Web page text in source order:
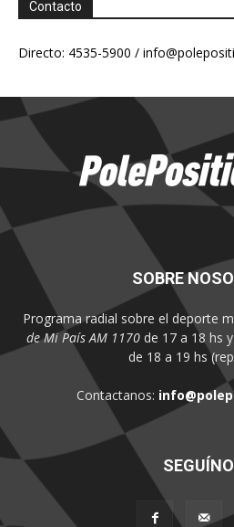
Contacto
Directo: 4535-5900 /
SOBRE
Programa radial sobre el deporte
de Mi País AM 1170de 17 a 18 hs
de 18 a 19 hs
Contactanos: